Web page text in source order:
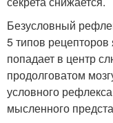
Безусловный
5 типов
попадает в центр
продолговатом
условного
мысленного